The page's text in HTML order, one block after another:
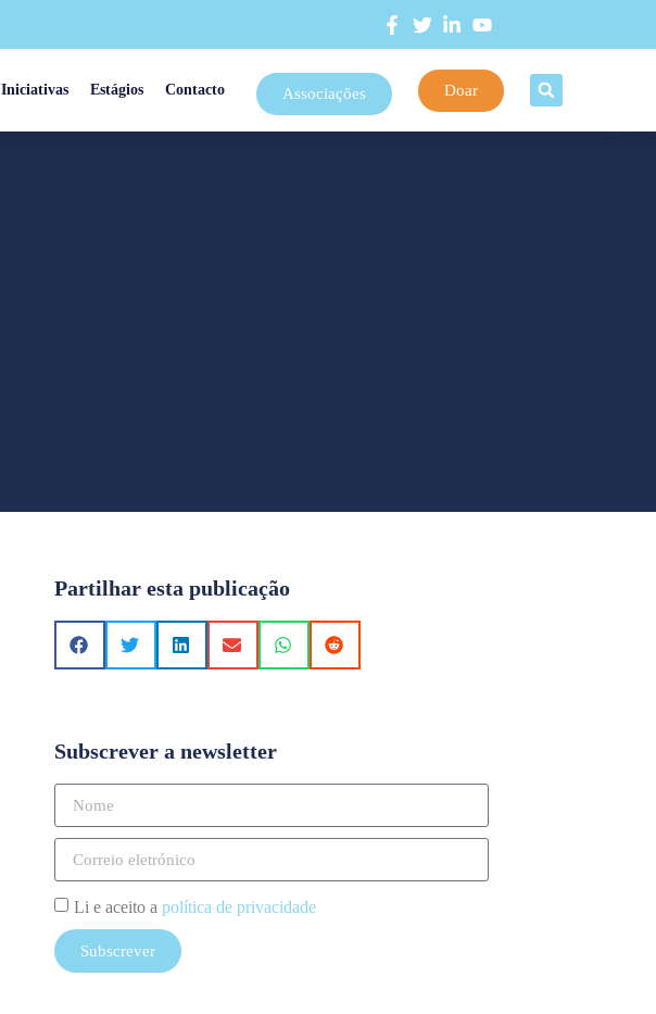
Iniciativas Estágios Contacto Associações Doar
Partilhar esta publicação
Subscrever a newsletter
Li e aceito a política de privacidade
Subscrever